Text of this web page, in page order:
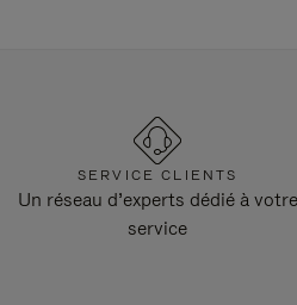
SERVICE CLIENTS
Un réseau d’experts dédié à votre
service